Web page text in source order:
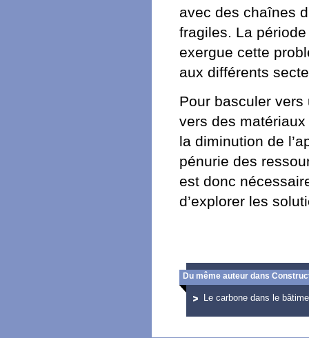
avec des chaînes
fragiles. La
exergue cette
aux différents
Pour basculer vers
vers des
la diminution de
pénurie des
est donc
d’explorer les
Du même auteur dans
Le carbone dans le